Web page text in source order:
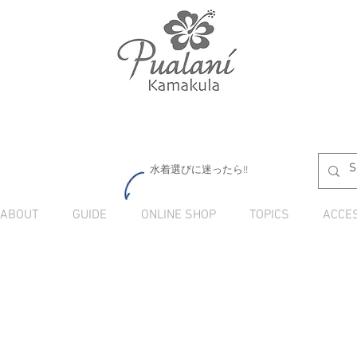
水着選びに迷ったら!!
ABOUT GUIDE ONLINE SHOP TOPICS